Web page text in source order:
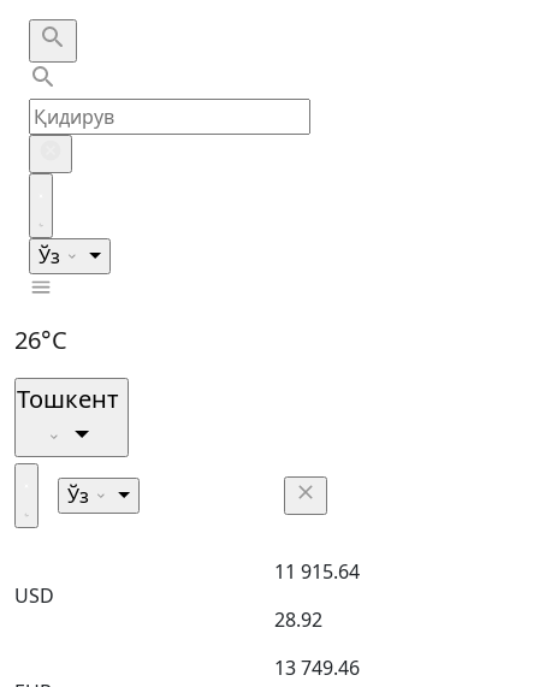
Ўз
26°C
Тошкент
Ўз
USD
11 915.64
28.92
13 749.46